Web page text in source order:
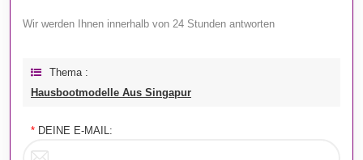
Wir werden Ihnen innerhalb von 24 Stunden antworten
Thema :
Hausbootmodelle Aus Singapur
* DEINE E-MAIL: